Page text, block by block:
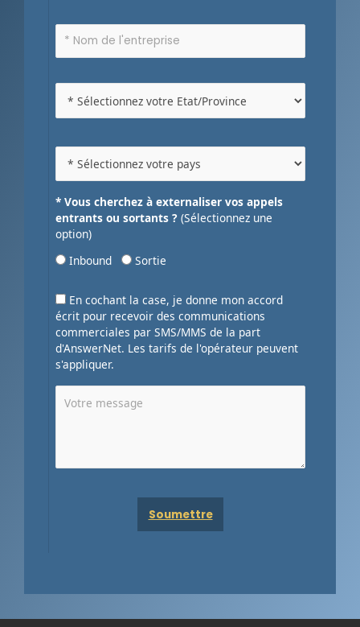
* Vous cherchez à externaliser vos appels
entrants ou sortants ? (Sélectionnez une
option)
Inbound
Sortie
En cochant la case, je donne mon accord
écrit pour recevoir des communications
commerciales par SMS/MMS de la part
d'AnswerNet. Les tarifs de l'opérateur peuvent
s'appliquer.